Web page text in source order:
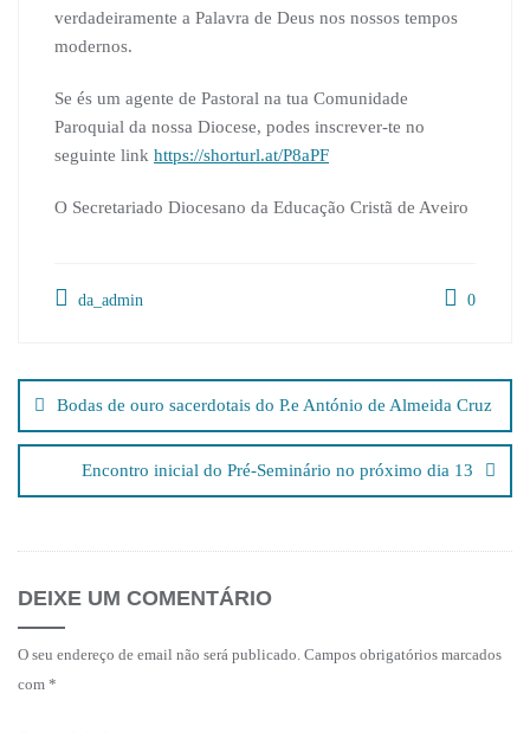
verdadeiramente a Palavra de Deus nos nossos tempos
modernos.
Se és um agente de Pastoral na tua Comunidade
Paroquial da nossa Diocese, podes inscrever-te no
seguinte link https://shorturl.at/P8aPF
O Secretariado Diocesano da Educação Cristã de Aveiro
da_admin 0
de
artigos
Bodas de ouro sacerdotais do P.e António de Almeida Cruz
Encontro inicial do Pré-Seminário no próximo dia 13
DEIXE UM COMENTÁRIO
O seu endereço de email não será publicado. Campos obrigatórios marcados
com *